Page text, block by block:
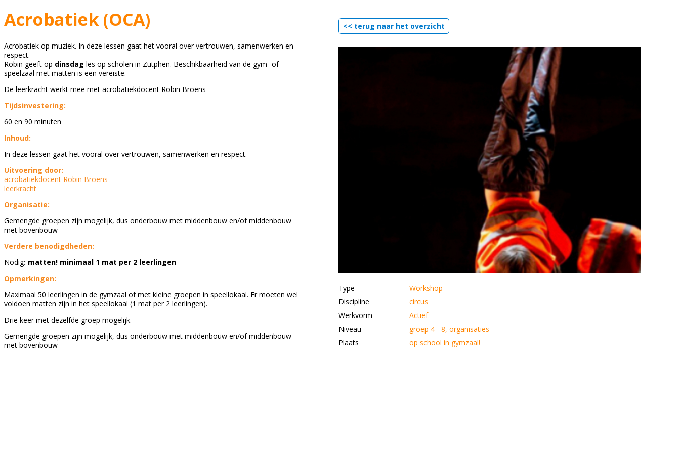
Acrobatiek (OCA)
Acrobatiek op muziek. In deze lessen gaat het vooral over vertrouwen, samenwerken en
respect.
Robin geeft op dinsdag les op scholen in Zutphen. Beschikbaarheid van de gym- of
speelzaal met matten is een vereiste.
De leerkracht werkt mee met acrobatiekdocent Robin Broens
Tijdsinvestering:
60 en 90 minuten
Inhoud:
In deze lessen gaat het vooral over vertrouwen, samenwerken en respect.
Uitvoering door:
acrobatiekdocent Robin Broens
leerkracht
Organisatie:
Gemengde groepen zijn mogelijk, dus onderbouw met middenbouw en/of middenbouw
met bovenbouw
Verdere benodigdheden:
Nodig: matten! minimaal 1 mat per 2 leerlingen
Opmerkingen:
Maximaal 50 leerlingen in de gymzaal of met kleine groepen in speellokaal. Er moeten wel
voldoen matten zijn in het speellokaal (1 mat per 2 leerlingen).
Drie keer met dezelfde groep mogelijk.
Gemengde groepen zijn mogelijk, dus onderbouw met middenbouw en/of middenbouw
met bovenbouw
<< terug naar het overzicht
Type
Workshop
Discipline
circus
Werkvorm
Actief
Niveau
groep 4 - 8, organisaties
Plaats
op school in gymzaal!